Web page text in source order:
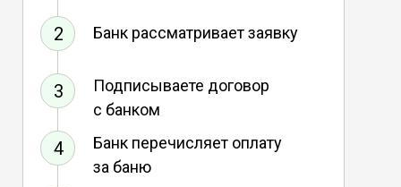
4
3
2
Банк перечисляет оплату
за баню
Подписываете договор
с банком
Банк рассматривает заявку